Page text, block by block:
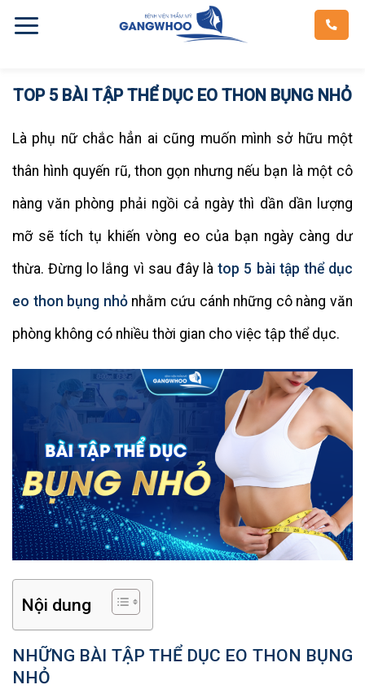
TOP 5 BÀI TẬP THỂ DỤC EO THON BỤNG NHỎ
Là phụ nữ chắc hẳn ai cũng muốn mình sở hữu một
thân hình quyến rũ, thon gọn nhưng nếu bạn là một cô
nàng văn phòng phải ngồi cả ngày thì dần dần lượng
mỡ sẽ tích tụ khiến vòng eo của bạn ngày càng dư
thừa. Đừng lo lắng vì sau đây làtop 5 bài tập thể dục
eo thon bụng nhỏnhằm cứu cánh những cô nàng văn
phòng không có nhiều thời gian cho việc tập thể dục.
Nội dung
NHỮNG BÀI TẬP THỂ DỤC EO THON BỤNG
NHỎ